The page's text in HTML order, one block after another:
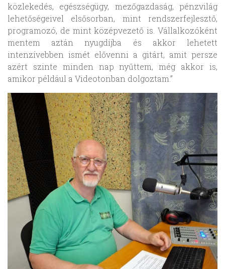
közlekedés, egészségügy, mezőgazdaság, pénzvilág
lehetőségeivel elsősorban, mint rendszerfejlesztő,
programozó, de mint középvezető is. Vállalkozóként
mentem aztán nyugdíjba és akkor lehetett
intenzívebben ismét elővenni a gitárt, amit persze
azért szinte minden nap nyűttem, még akkor is,
amikor például a Videotonban dolgoztam.”